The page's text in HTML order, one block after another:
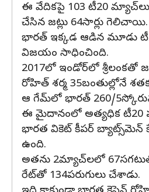
ఈ వేదికపై 103 టీ20
చేసిన జట్లు 64సార్లు గెలిచాయి.
భారత్ ఇక్కడ ఆడిన మూడు
విజయం సాధించింది.
2017లో ఇండోర్‌లో
రోహిత్ శర్మ 35బంతుల్లోనే
ఆ గేమ్‌లో భారత్ 260/
ఈ మైదానంలో అత్యధిక టీ20
భారత వికెట్ కీపర్ బ్యాట్స్‌మెన్
ఉంది.
అతను 2మ్యాచ్‌లలో 67సగటుతో,
రేట్‌తో 134పరుగులు చేశాడు.